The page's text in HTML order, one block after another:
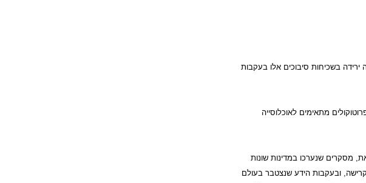
ירידה בשכיחות סיבוכים אלו בעקבות
מתאימים לאוכלוסייה
מסקרים שנערכו במדינות שונות
ובעקבות הידע שנצטבר בעולם